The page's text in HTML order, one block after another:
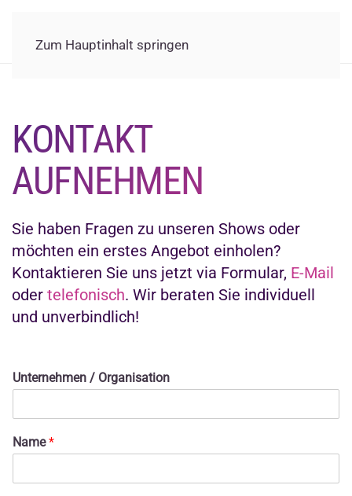
Zum Hauptinhalt springen
KONTAKT
AUFNEHMEN
Sie haben Fragen zu unseren Shows oder
möchten ein erstes Angebot einholen?
Kontaktieren Sie uns jetzt via Formular, E-Mail
oder telefonisch. Wir beraten Sie individuell
und unverbindlich!
Unternehmen / Organisation
Name*